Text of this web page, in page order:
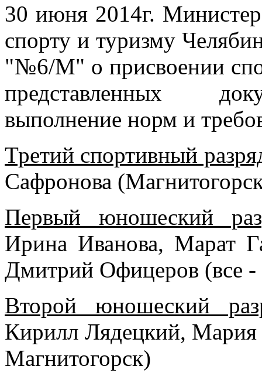
30 июня 2014г.
спорту и туризму
"№6/М" о присвоении
представленных
выполнение норм и
Третий спортивный
Сафронова
Первый юношеский
Ирина Иванова, Марат
Дмитрий Офицеров (все
Второй юношеский
Кирилл Лядецкий,
Магнитогорск)